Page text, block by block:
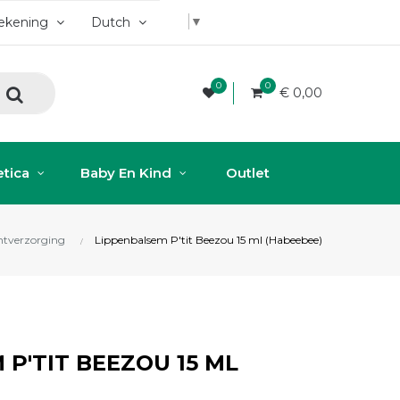
Dutch ▼
0 0 € 0,00
Baby En Kind Outlet
Lippenbalsem P'tit Beezou 15 ml (Habeebee)
P'TIT BEEZOU 15 ML